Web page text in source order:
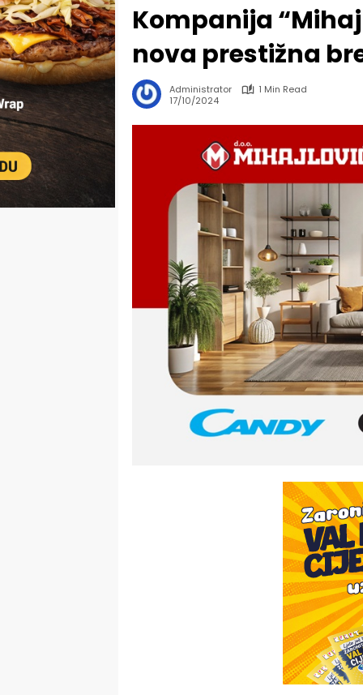
Kompanija
nova prestižna
Administrator
1 Min Read
17/10/2024